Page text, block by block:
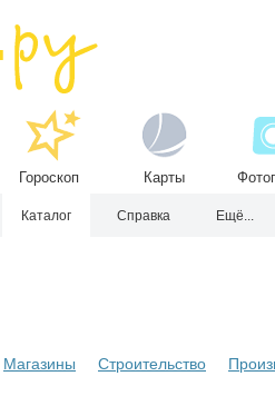
Гороскоп Карты
Каталог Справка Ещё...
Магазины Строительство